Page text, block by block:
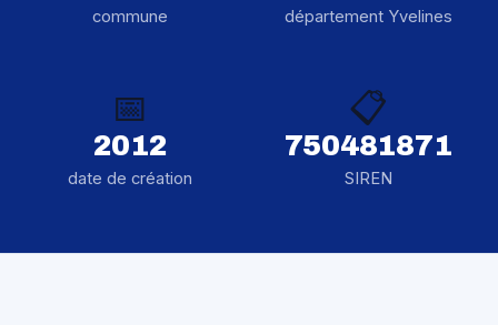
commune département Yvelines
📅
2012
date de création
📋
750481871
SIREN